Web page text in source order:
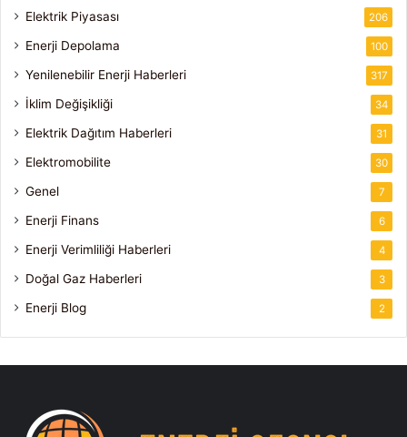
Elektrik Piyasası 206
Enerji Depolama 100
Yenilenebilir Enerji Haberleri 317
İklim Değişikliği 34
Elektrik Dağıtım Haberleri 31
Elektromobilite 30
Genel 7
Enerji Finans 6
Enerji Verimliliği Haberleri 4
Doğal Gaz Haberleri 3
Enerji Blog 2